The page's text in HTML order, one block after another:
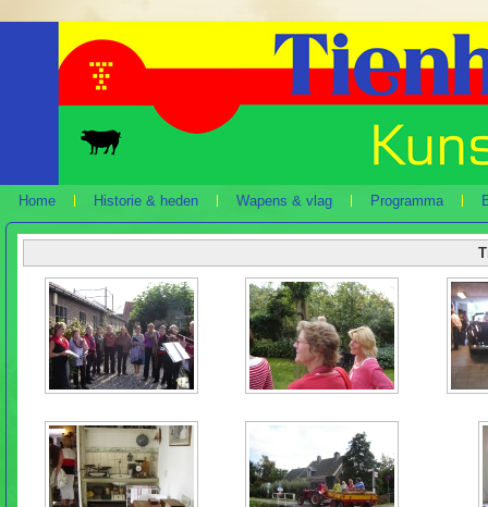
Home Historie & heden Wapens & vlag Programma